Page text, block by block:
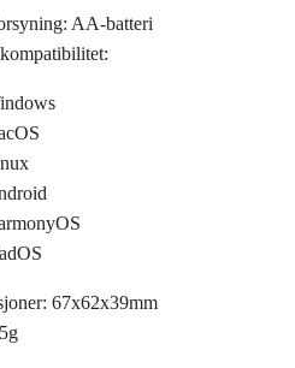
AA-batteri
67x62x39mm